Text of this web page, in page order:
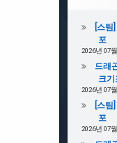
[스
포
2026년 07
드래
크기
2026년 07
[스
포
2026년 07